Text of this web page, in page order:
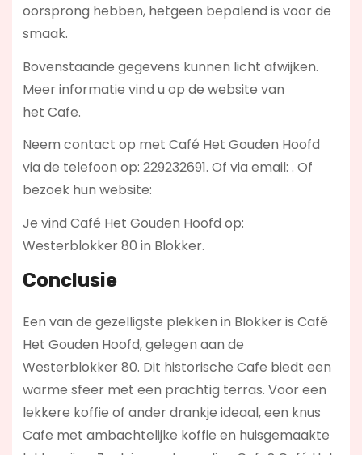
oorsprong hebben, hetgeen bepalend is voor de
smaak.
Bovenstaande gegevens kunnen licht afwijken.
Meer informatie vind u op de website van
het Cafe.
Neem contact op met Café Het Gouden Hoofd
via de telefoon op: 229232691. Of via email: . Of
bezoek hun website:
Je vind Café Het Gouden Hoofd op:
Westerblokker 80 in Blokker.
Conclusie
Een van de gezelligste plekken in Blokker is Café
Het Gouden Hoofd, gelegen aan de
Westerblokker 80. Dit historische Cafe biedt een
warme sfeer met een prachtig terras. Voor een
lekkere koffie of ander drankje ideaal, een knus
Cafe met ambachtelijke koffie en huisgemaakte